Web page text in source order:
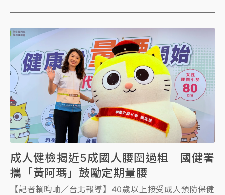
受遭重罰的「南僑油脂」50萬元政治獻金，質疑為此打
台糖來替轉移焦點。
成人健檢揭近5成國人腰圍過粗 國健署
攜「黃阿瑪」鼓勵定期量腰
【記者賴昀岫／台北報導】40歲以上接受成人預防保健